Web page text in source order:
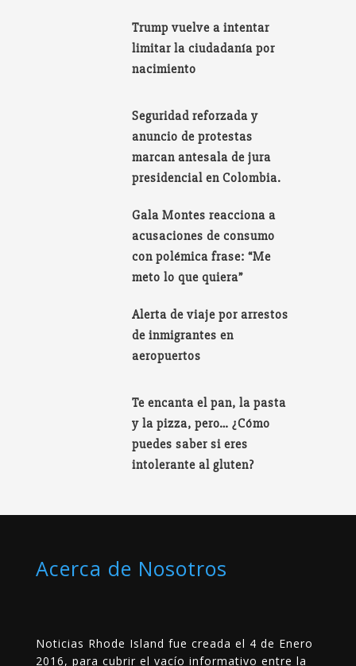
Trump vuelve a intentar
limitar la ciudadanía por
nacimiento
Seguridad reforzada y
anuncio de protestas
marcan antesala de jura
presidencial en Colombia.
Gala Montes reacciona a
acusaciones de consumo
con polémica frase: “Me
meto lo que quiera”
Alerta de viaje por arrestos
de inmigrantes en
aeropuertos
Te encanta el pan, la pasta
y la pizza, pero… ¿Cómo
puedes saber si eres
intolerante al gluten?
Acerca de Nosotros
Noticias Rhode Island fue creada el 4 de Enero
2016, para cubrir el vacío informativo entre la